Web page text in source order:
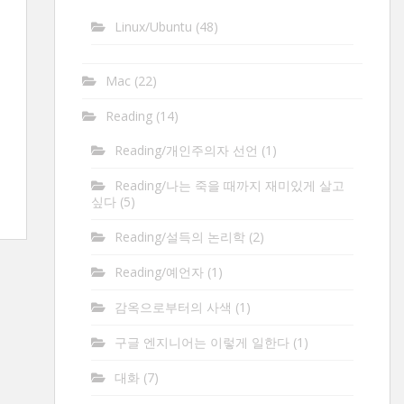
Linux/Ubuntu (48)
Mac (22)
Reading(14)
Reading/개인주의자 선언 (1)
Reading/나는 죽을 때까지 재미있게 살고
싶다(5)
Reading/설득의 논리학(2)
Reading/예언자(1)
감옥으로부터의 사색 (1)
구글 엔지니어는 이렇게 일한다(1)
대화(7)